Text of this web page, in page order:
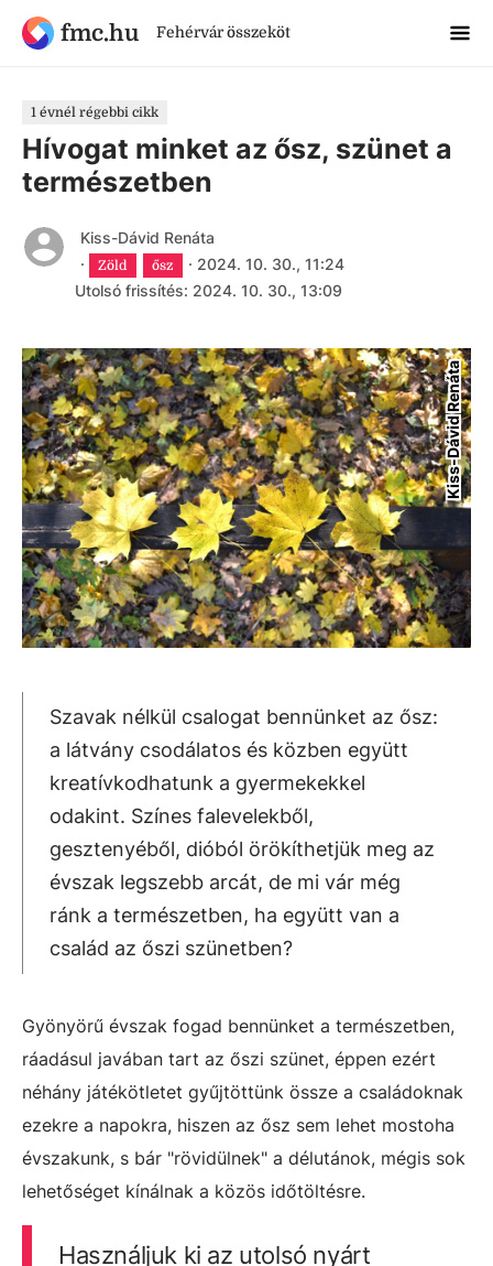
fmc.hu Fehérvár összeköt
1 évnél régebbi cikk
Hívogat minket az ősz, szünet a
természetben
Kiss-Dávid Renáta
·
Zöld ősz · 2024. 10. 30., 11:24
Utolsó frissítés: 2024. 10. 30., 13:09
Kiss-Dávid Renáta
Szavak nélkül csalogat bennünket az ősz:
a látvány csodálatos és közben együtt
kreatívkodhatunk a gyermekekkel
odakint. Színes falevelekből,
gesztenyéből, dióból örökíthetjük meg az
évszak legszebb arcát, de mi vár még
ránk a természetben, ha együtt van a
család az őszi szünetben?
Gyönyörű évszak fogad bennünket a természetben,
ráadásul javában tart az őszi szünet, éppen ezért
néhány játékötletet gyűjtöttünk össze a családoknak
ezekre a napokra, hiszen az ősz sem lehet mostoha
évszakunk, s bár "rövidülnek" a délutánok, mégis sok
lehetőséget kínálnak a közös időtöltésre.
Használjuk ki az utolsó nyárt